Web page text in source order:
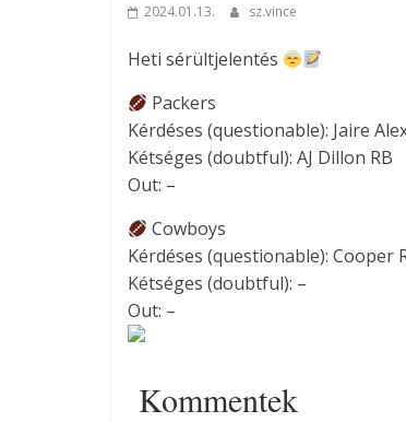
2024.01.13. sz.vince
Heti sérültjelentés
Packers
Kérdéses (questionable): Jaire
Kétséges (doubtful): AJ Dillon RB
Out: –
Cowboys
Kérdéses (questionable): Cooper
Kétséges (doubtful): –
Out: –
Kommentek